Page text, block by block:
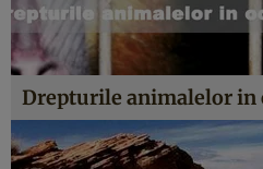
Drepturile animalelor in